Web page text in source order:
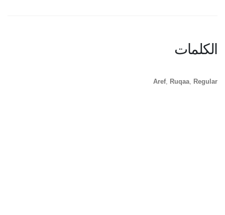
الكلمات
Aref, Ruqaa Regular